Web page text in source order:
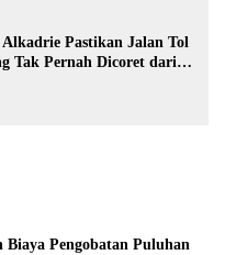
Pastikan Jalan Tol
Tak Pernah Dicoret dari
Pengobatan Puluhan